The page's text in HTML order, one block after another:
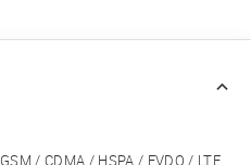
GSM / CDMA / HSPA / EVDO / LTE